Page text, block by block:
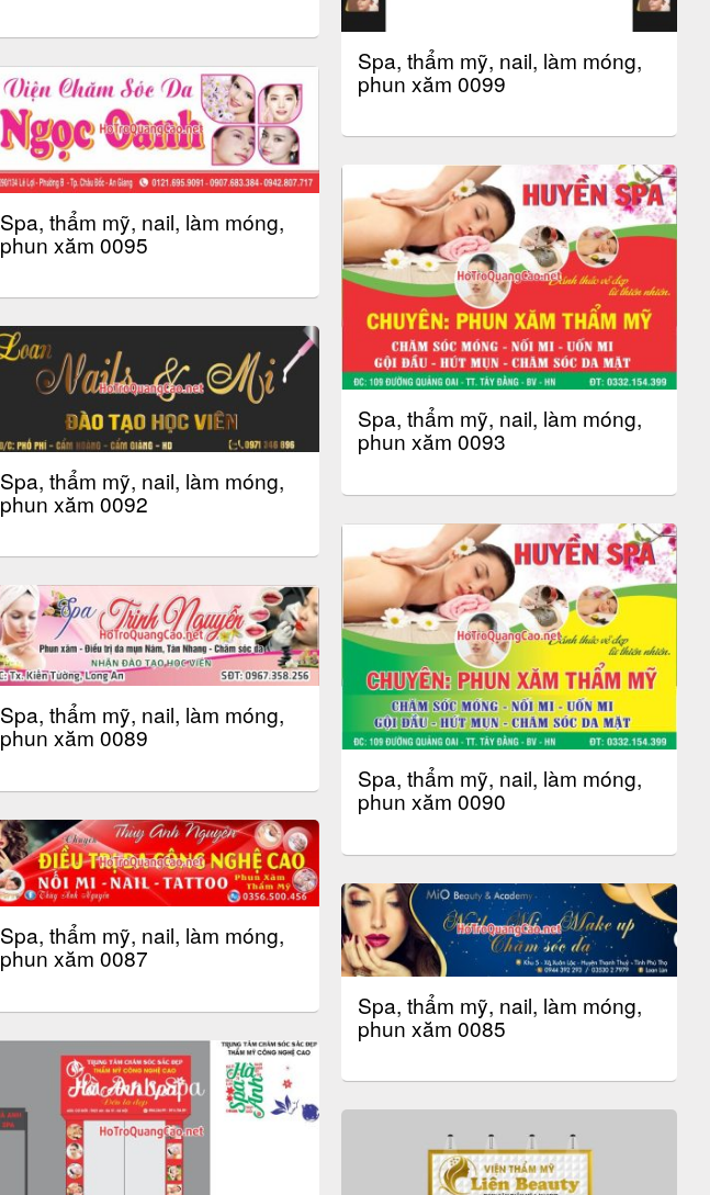
Spa, thẩm mỹ, nail, làm móng,
phun xăm 0099
Spa, thẩm mỹ, nail, làm móng,
phun xăm 0095
Spa, thẩm mỹ, nail, làm móng,
phun xăm 0093
Spa, thẩm mỹ, nail, làm móng,
phun xăm 0092
Spa, thẩm mỹ, nail, làm móng,
phun xăm 0090
Spa, thẩm mỹ, nail, làm móng,
phun xăm 0089
Spa, thẩm mỹ, nail, làm móng,
phun xăm 0087
Spa, thẩm mỹ, nail, làm móng,
phun xăm 0085